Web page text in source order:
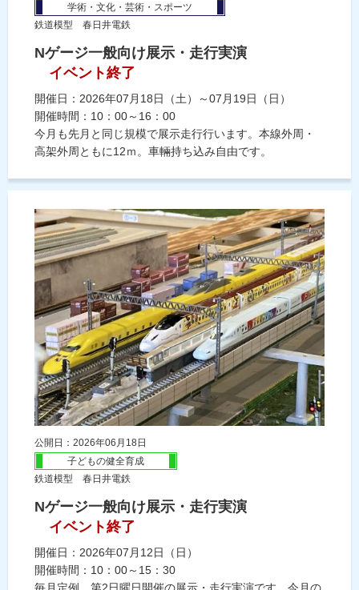
学術・文化・芸術・スポーツ
鉄道模型 春日井電鉄
Nゲージ一般向け展示・走行実演
イベント終了
開催日：2026年07月18日（土）～07月19日（日）
開催時間：10：00～16：00
今月も先月と同じ規模で展示走行行います。本線外周・
高架外周ともに12ｍ。車輛持ち込み自由です。
公開日：2026年06月18日
子どもの健全育成
鉄道模型 春日井電鉄
Nゲージ一般向け展示・走行実演
イベント終了
開催日：2026年07月12日（日）
開催時間：10：00～15：30